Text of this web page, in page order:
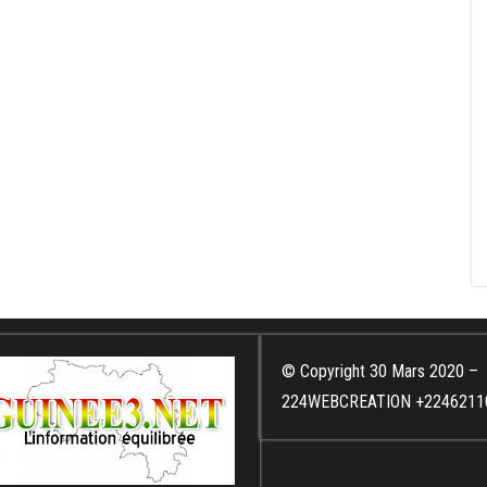
© Copyright 30 Mars 2020 –
224WEBCREATION